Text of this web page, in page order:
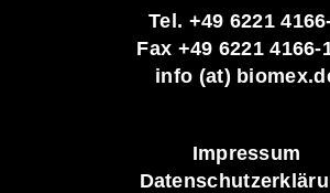
Tel. +49 6221
Fax +49 6221 4166-
info (at)
Impressum